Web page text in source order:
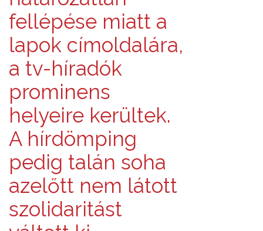
fellépése miatt a
lapok címoldalára,
a tv-híradók
prominens
helyeire kerültek.
A hírdömping
pedig talán soha
azelőtt nem látott
szolidaritást